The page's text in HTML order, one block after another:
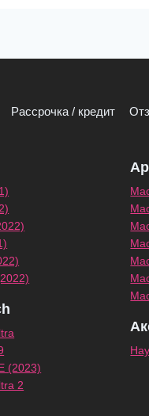
Рассрочка / кредит
(2023)
2